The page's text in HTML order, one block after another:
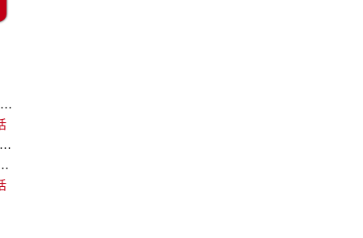
杭州欧米茄回收价格查询和各大回收平台实测排行（2026年7月最新数据）
郑州欧米茄回收价格查询及各大平台实测排行(2026年7月最新数据)
址及官方电话权威信息通告（2026年7月最新）